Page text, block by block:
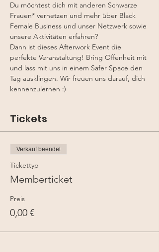
Du möchtest dich mit anderen Schwarze
Frauen* vernetzen und mehr über Black
Female Business und unser Netzwerk sowie
unsere Aktivitäten erfahren?
Dann ist dieses Afterwork Event die
perfekte Veranstaltung! Bring Offenheit mit
und lass mit uns in einem Safer Space den
Tag ausklingen. Wir freuen uns darauf, dich
kennenzulernen :)
Tickets
Verkauf beendet
Tickettyp
Memberticket
Preis
0,00 €